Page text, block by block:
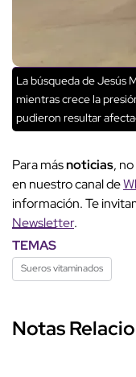
La búsqueda de Jesús
mientras crece la
pudieron resultar
Para másnoticias,
en nuestro canal de
información. Te
Newsletter.
TEMAS
Sueros vitaminados
Notas